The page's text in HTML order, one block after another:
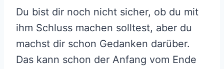
Du bist dir noch nicht sicher, ob du mit
ihm Schluss machen solltest, aber du
machst dir schon Gedanken darüber.
Das kann schon der Anfang vom Ende